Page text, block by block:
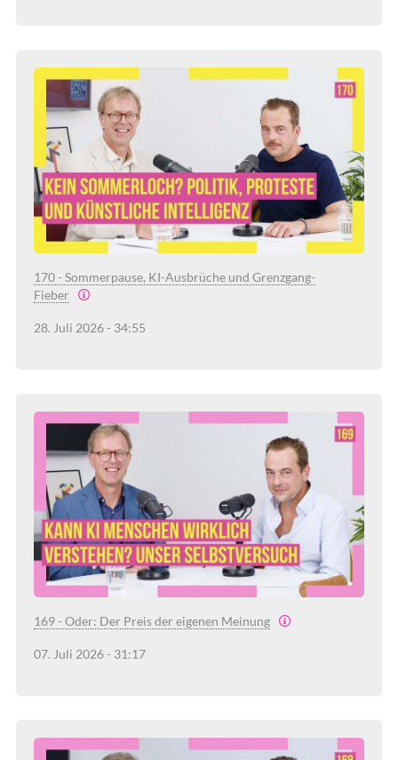
170 - Sommerpause, KI-Ausbrüche und Grenzgang-
Fieber
28. Juli 2026 - 34:55
169 - Oder: Der Preis der eigenen Meinung
07. Juli 2026 - 31:17